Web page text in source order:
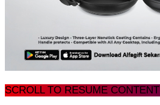
SCROLL TO RESUME CONTENT